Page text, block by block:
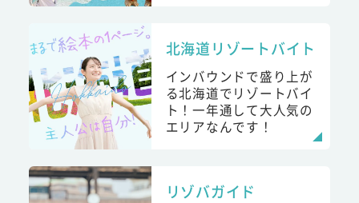
北海道リゾートバイト
インバウンドで盛り上が
る北海道でリゾートバイ
ト！一年通して大人気の
エリアなんです！
リゾバガイド